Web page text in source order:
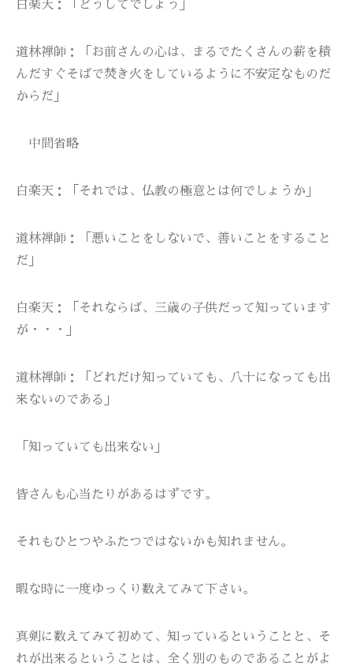
白楽天：「どうしてでしょう」
道林禅師：「お前さんの心は、まるでたくさんの薪を積
んだすぐそばで焚き火をしているように不安定なものだ
からだ」
中間省略
白楽天：「それでは、仏教の極意とは何でしょうか」
道林禅師：「悪いことをしないで、善いことをすること
だ」
白楽天：「それならば、三歳の子供だって知っています
が・・・」
道林禅師：「どれだけ知っていても、八十になっても出
来ないのである」
「知っていても出来ない」
皆さんも心当たりがあるはずです。
それもひとつやふたつではないかも知れません。
暇な時に一度ゆっくり数えてみて下さい。
真剣に数えてみて初めて、知っているということと、そ
れが出来るということは、全く別のものであることがよ